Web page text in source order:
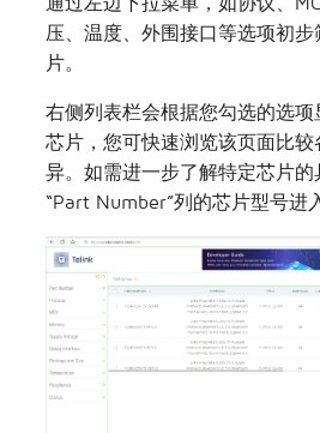
2.4GHz Proprietary
Wi-Fi协议
压、温度、外围接口等选项初
片。
右侧列表栏会根据您勾选的选
芯片，您可快速浏览该页面比
异。如需进一步了解特定芯片
“Part Number”列的芯片型号进